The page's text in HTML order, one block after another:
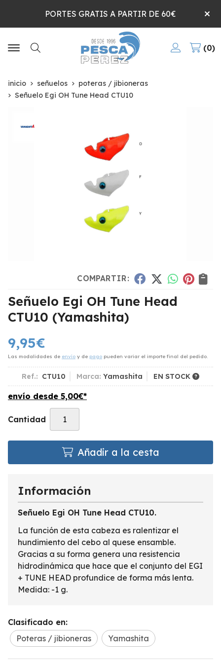
PORTES GRATIS A PARTIR DE 60€
Buscar
0
inicio señuelos
poteras / jibioneras
Señuelo Egi OH Tune Head CTU10
COMPARTIR:
Señuelo Egi OH Tune Head
CTU10 (Yamashita)
9,95€
Las modalidades de envío y de pago pueden variar el importe final del pedido.
Ref.: CTU10 Marca: Yamashita EN STOCK
envío desde 5,00€*
Cantidad
Añadir a la cesta
Información
Señuelo Egi OH Tune Head CTU10.
La función de esta cabeza es ralentizar el
hundimiento del cebo al quese ensamble.
Gracias a su forma genera una resistencia
hidrodinámica que hace que el conjunto del EGI
+ TUNE HEAD profundice de forma más lenta.
Medida: -1 g.
Clasificado en:
Poteras / jibioneras
Yamashita